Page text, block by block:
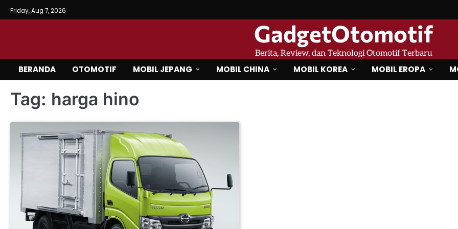
Skip
to
Friday, Aug 7, 2026
GadgetOtomotif
Berita, Review, dan Teknologi Otomotif Terbaru
BERANDA OTOMOTIF MOBIL JEPANG MOBIL CHINA MOBIL KOREA MOBIL EROPA
Tag: harga hino